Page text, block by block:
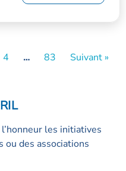
4 … 83 Suivant »
les initiatives
ou des associations